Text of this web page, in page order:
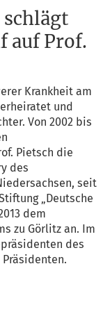
schlägt
auf Prof.
Krank­heit am
und
Von 2002 bis
Pietsch die
des
seit
„Deut­sche
dem
zu Gör­litz an. Im
des
Präsidenten.